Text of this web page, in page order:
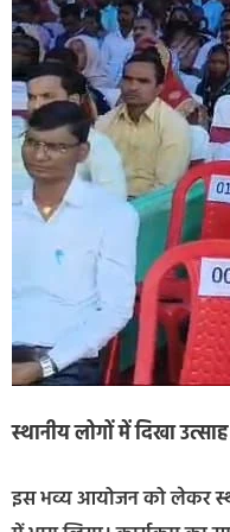
स्थानीय लोगों में दिखा उत्साह
इस भव्य आयोजन को लेकर